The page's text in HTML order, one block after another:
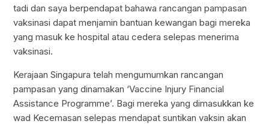
tadi dan saya berpendapat bahawa rancangan pampasan
vaksinasi dapat menjamin bantuan kewangan bagi mereka
yang masuk ke hospital atau cedera selepas menerima
vaksinasi.
Kerajaan Singapura telah mengumumkan rancangan
pampasan yang dinamakan ‘Vaccine Injury Financial
Assistance Programme’. Bagi mereka yang dimasukkan ke
wad Kecemasan selepas mendapat suntikan vaksin akan